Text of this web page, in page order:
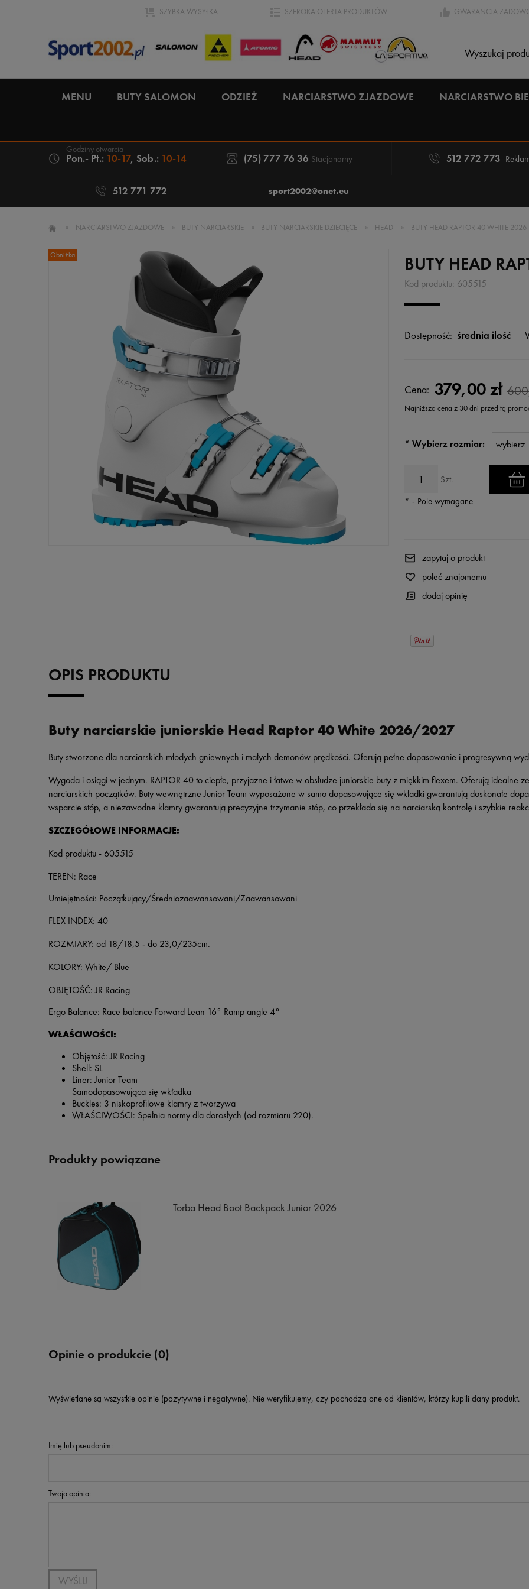
SZYBKA WYSYŁKA SZEROKA OFERTA PRODUKTÓW GWARANCJA
MENU BUTY SALOMON ODZIEŻ NARCIARSTWO ZJAZDOWE NARCIARSTWO
Pon.- Pt.: 10-17, Sob.: 10-14 (75) 777 76 36 Stacjonarny 512 772 773
512 771 772 sport2002@onet.eu
» NARCIARSTWO ZJAZDOWE » BUTY NARCIARSKIE » BUTY NARCIARSKIE DZIECIĘCE » HEAD » BUTY HEAD RAPTOR 40 WHITE 2026
Obniżka BUTY HEAD
Kod produktu: 605515
Dostępność: średnia ilość
Cena: 379,00 zł
Najniższa cena z 30 dni przed tą
wyświetlana jest najniższa cena
* Wybierz rozmiar:
Szt.
* - Pole wymagane
zapytaj o produkt
poleć znajomemu
dodaj opinię
OPIS PRODUKTU
Buty narciarskie juniorskie Head Raptor 40 White 2026/2027
Buty stworzone dla narciarskich młodych gniewnych i małych demonów prędkości. Oferują pełne dopasowanie i progresywną
Wygoda i osiągi w jednym. RAPTOR 40 to ciepłe, przyjazne i łatwe w obsłudze juniorskie buty z miękkim flexem. Oferują
narciarskich początków. Buty wewnętrzne Junior Team wyposażone w samo dopasowujące się wkładki gwarantują doskonałe
wsparcie stóp, a niezawodne klamry gwarantują precyzyjne trzymanie stóp, co przekłada się na narciarską kontrolę i szybkie
SZCZEGÓŁOWE INFORMACJE:
Kod produktu - 605515
TEREN: Race
Umiejętności: Początkujący/Średniozaawansowani/Zaawansowani
FLEX INDEX: 40
ROZMIARY: od 18/18,5 - do 23,0/235cm.
KOLORY: White/ Blue
OBJĘTOŚĆ: JR Racing
Ergo Balance: Race balance Forward Lean 16° Ramp angle 4°
WŁAŚCIWOŚCI:
Objętość: JR Racing
Shell: SL
Liner: Junior Team
Samodopasowująca się wkładka
Buckles: 3 niskoprofilowe klamry z tworzywa
WŁAŚCIWOŚCI: Spełnia normy dla dorosłych (od rozmiaru 220).
Produkty powiązane
Torba Head Boot Backpack Junior 2026
Opinie o produkcie (0)
Wyświetlane są wszystkie opinie (pozytywne i negatywne). Nie weryfikujemy, czy pochodzą one od klientów, którzy kupili dany produkt.
Imię lub pseudonim:
Twoja opinia:
WYŚLIJ